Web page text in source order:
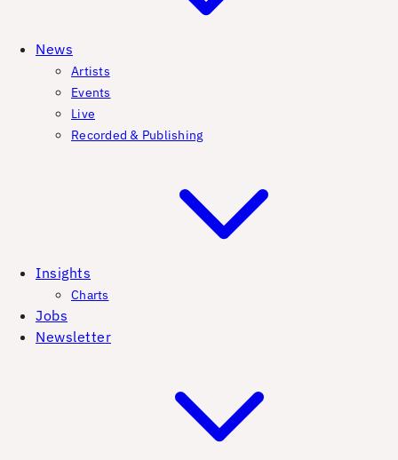
News
Artists
Events
Live
Recorded & Publishing
Insights
Charts
Jobs
Newsletter